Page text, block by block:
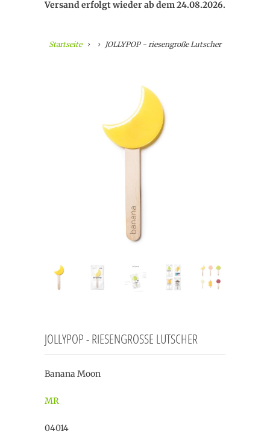
Versand erfolgt wieder ab dem 24.08.2026.
Startseite JOLLYPOP - riesengroße Lutscher
JOLLYPOP - RIESENGROSSE LUTSCHER
Banana Moon
MR
04014